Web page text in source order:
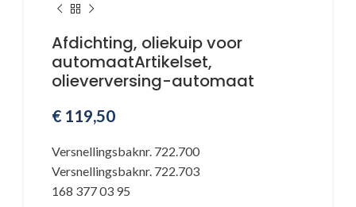
Afdichting, oliekuip voor
automaatArtikelset,
olieverversing-automaat
€ 119,50
Versnellingsbaknr. 722.700
Versnellingsbaknr. 722.703
168 377 03 95